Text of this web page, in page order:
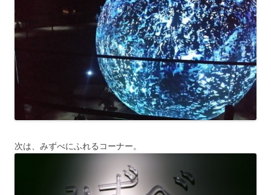
次は、みずべにふれるコーナー。